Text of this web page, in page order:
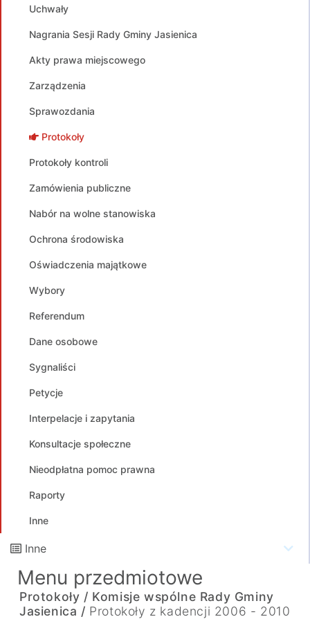
Uchwały
Nagrania Sesji Rady Gminy Jasienica
Akty prawa miejscowego
Zarządzenia
Sprawozdania
Protokoły
Protokoły kontroli
Zamówienia publiczne
Nabór na wolne stanowiska
Ochrona środowiska
Oświadczenia majątkowe
Wybory
Referendum
Dane osobowe
Sygnaliści
Petycje
Interpelacje i zapytania
Konsultacje społeczne
Nieodpłatna pomoc prawna
Raporty
Inne
Inne
Menu przedmiotowe
Protokoły / Komisje wspólne Rady Gminy
Jasienica / Protokoły z kadencji 2006 - 2010